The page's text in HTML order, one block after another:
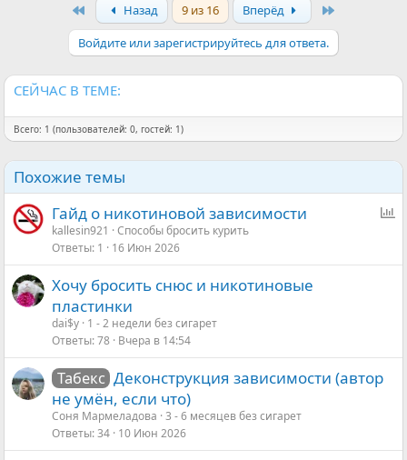
Назад 9 из 16 Вперёд
Войдите или зарегистрируйтесь для ответа.
СЕЙЧАС В ТЕМЕ:
Всего: 1 (пользователей: 0, гостей: 1)
Похожие темы
О
о
Гайд о никотиновой зависимости
kallesin921
Способы бросить курить
Ответы 1 16 Июн 2026
Хочу бросить снюс и никотиновые
пластинки
dai$y 1 - 2 недели без сигарет
Ответы 78 Вчера в 14:54
Табекс Деконструкция зависимости (автор
не умён, если что)
Соня Мармеладова 3 - 6 месяцев без сигарет
Ответы 34 10 Июн 2026